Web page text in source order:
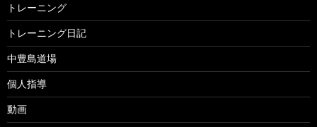
トレーニング
トレーニング日記
中豊島道場
個人指導
動画